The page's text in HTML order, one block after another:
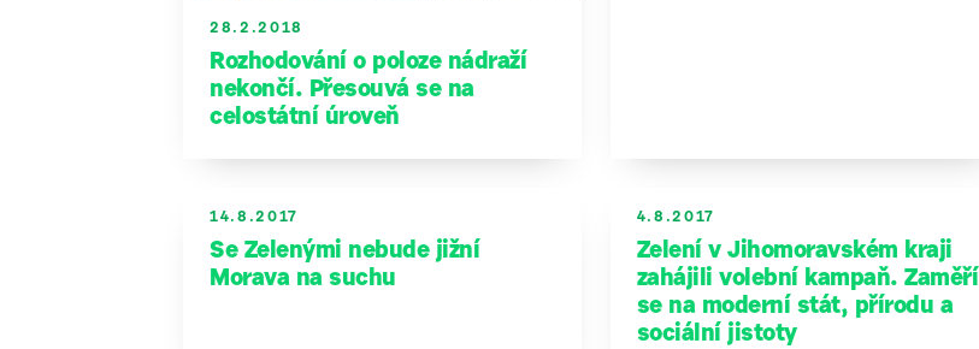
28.2.2018
Rozhodování o poloze nádraží
nekončí. Přesouvá se na
celostátní úroveň
14.8.2017
Se Zelenými nebude jižní
Morava na suchu
4.8.2017
Zelení v Jihomoravském kraji
zahájili volební kampaň. Zaměří
se na moderní stát, přírodu a
sociální jistoty